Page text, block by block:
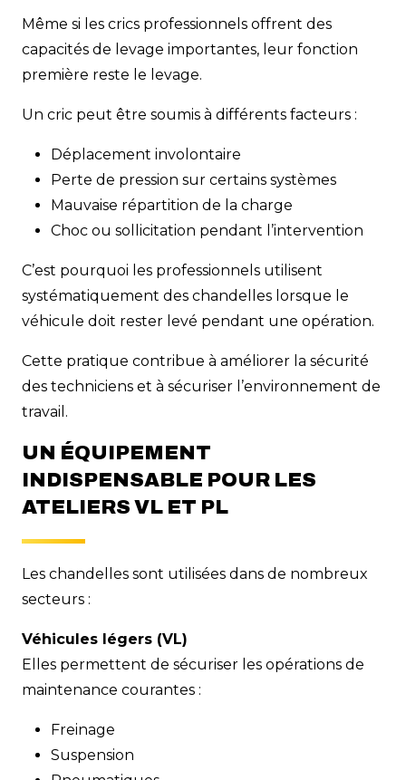
Même si les crics professionnels offrent des
capacités de levage importantes, leur fonction
première reste le levage.
Un cric peut être soumis à différents facteurs :
Déplacement involontaire
Perte de pression sur certains systèmes
Mauvaise répartition de la charge
Choc ou sollicitation pendant l’intervention
C’est pourquoi les professionnels utilisent
systématiquement des chandelles lorsque le
véhicule doit rester levé pendant une opération.
Cette pratique contribue à améliorer la sécurité
des techniciens et à sécuriser l’environnement de
travail.
UN ÉQUIPEMENT
INDISPENSABLE POUR LES
ATELIERS VL ET PL
Les chandelles sont utilisées dans de nombreux
secteurs :
Véhicules légers (VL)
Elles permettent de sécuriser les opérations de
maintenance courantes :
Freinage
Suspension